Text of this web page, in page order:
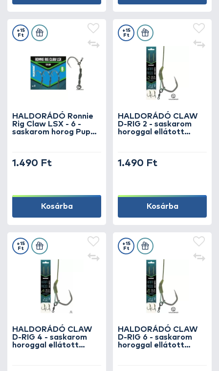
HALDORÁDÓ Ronnie
Rig Claw LSX - 6 -
saskarom horog Pup
+15
Ft
1.490 Ft
Kosárba
HALDORÁDÓ CLAW
D-RIG 2 - saskarom
horoggal ellátott
+15
Ft
1.490 Ft
Kosárba
HALDORÁDÓ CLAW
D-RIG 4 - saskarom
horoggal ellátott
+15
Ft
HALDORÁDÓ CLAW
D-RIG 6 - saskarom
horoggal ellátott
+15
Ft